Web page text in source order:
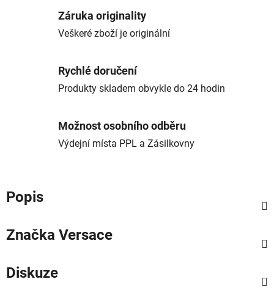
Záruka originality
Veškeré zboží je originální
Rychlé doručení
Produkty skladem obvykle do 24 hodin
Možnost osobního odběru
Výdejní místa PPL a Zásilkovny
Popis
Značka Versace
Diskuze